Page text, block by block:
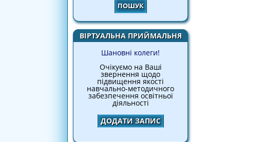
ВІРТУАЛЬНА ПРИЙМАЛЬНЯ
Шановні колеги!
Очікуємо на Ваші
звернення щодо
підвищення якості
навчально-методичного
забезпечення освітньої
діяльності
ДОДАТИ ЗАПИС